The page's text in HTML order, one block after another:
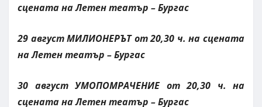
сцената на Летен театър – Бургас
29 август МИЛИОНЕРЪТ от 20,30 ч. на сцената
на Летен театър – Бургас
30 август УМОПОМРАЧЕНИЕ от 20,30 ч. на
сцената на Летен театър – Бургас